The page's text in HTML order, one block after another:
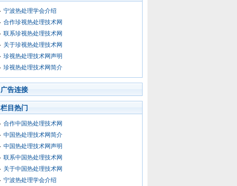
宁波热处理学会介绍
合作珍视热处理技术网
联系珍视热处理技术网
关于珍视热处理技术网
珍视热处理技术网声明
珍视热处理技术网简介
广告连接
栏目热门
合作中国热处理技术网
中国热处理技术网简介
中国热处理技术网声明
联系中国热处理技术网
关于中国热处理技术网
宁波热处理学会介绍